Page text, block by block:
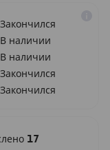
Закончился
В наличии
В наличии
Закончился
Закончился
17